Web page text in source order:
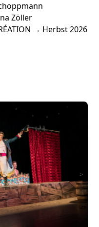
Zöller
→ Herbst 2026
>